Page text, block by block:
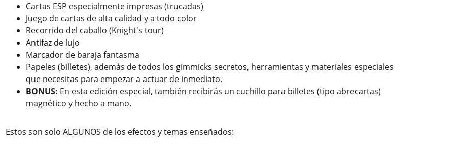
Cartas ESP especialmente impresas (trucadas)
Juego de cartas de alta calidad y a todo color
Recorrido del caballo (Knight's tour)
Antifaz de lujo
Marcador de baraja fantasma
Papeles (billetes), además de todos los gimmicks secretos, herramientas y materiales especiales
que necesitas para empezar a actuar de inmediato.
BONUS: En esta edición especial, también recibirás un cuchillo para billetes (tipo abrecartas)
magnético y hecho a mano.
Estos son solo ALGUNOS de los efectos y temas enseñados: